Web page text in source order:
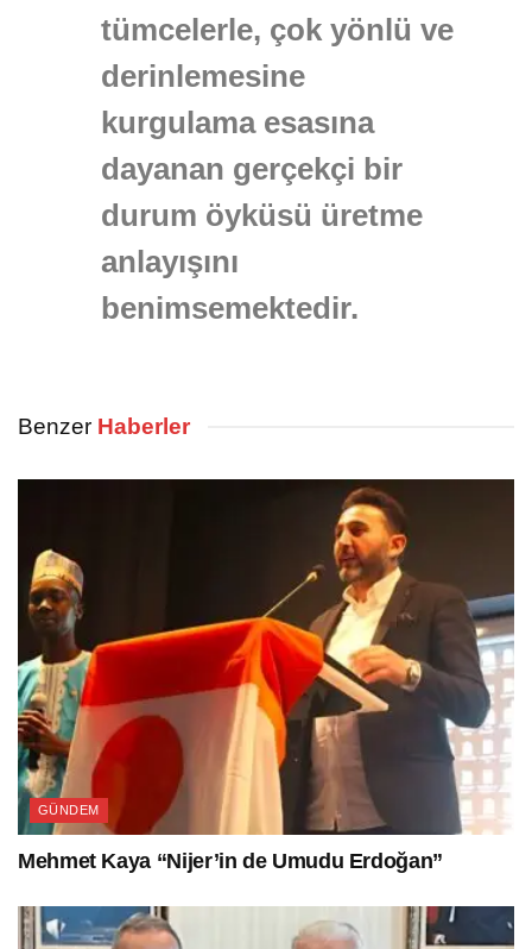
tümcelerle, çok yönlü ve
derinlemesine
kurgulama esasına
dayanan gerçekçi bir
durum öyküsü üretme
anlayışını
benimsemektedir.
Benzer Haberler
GÜNDEM
Mehmet Kaya “Nijer’in de Umudu Erdoğan”